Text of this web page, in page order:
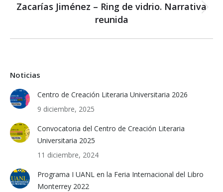
Next
post:
Zacarías Jiménez – Ring de vidrio. Narrativa
reunida
Noticias
Centro de Creación Literaria Universitaria 2026
9 diciembre, 2025
Convocatoria del Centro de Creación Literaria
Universitaria 2025
11 diciembre, 2024
Programa I UANL en la Feria Internacional del Libro
Monterrey 2022